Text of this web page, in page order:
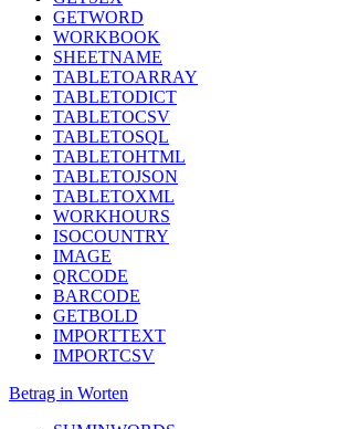
GETWORD
WORKBOOK
SHEETNAME
TABLETOARRAY
TABLETODICT
TABLETOCSV
TABLETOSQL
TABLETOHTML
TABLETOJSON
TABLETOXML
WORKHOURS
ISOCOUNTRY
IMAGE
QRCODE
BARCODE
GETBOLD
IMPORTTEXT
IMPORTCSV
Betrag in Worten